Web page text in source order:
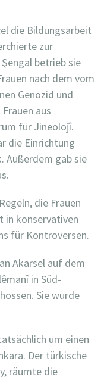
die Bildungsarbeit
zur
betrieb sie
nach dem vom
Genozid und
aus
für Jineolojî.
die Einrichtung
Außerdem gab sie
die Frauen
in konservativen
für Kontroversen.
Akarsel auf dem
in Süd-
Sie wurde
um einen
Der türkische
räumte die